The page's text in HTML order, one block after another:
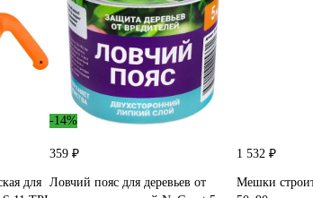
для
-14%
359 ₽
Ловчий пояс для деревьев от
1 532 ₽
Мешки